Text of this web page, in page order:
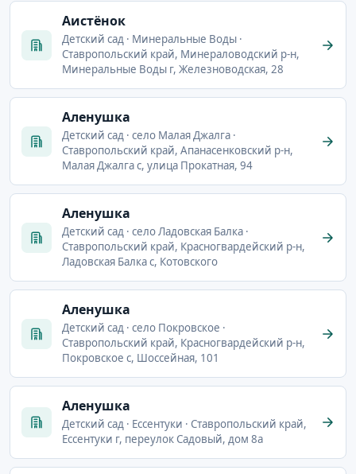
Аистёнок
Детский сад · Минеральные Воды ·
Ставропольский край, Минераловодский р-н,
Минеральные Воды г, Железноводская, 28
Аленушка
Детский сад · село Малая Джалга ·
Ставропольский край, Апанасенковский р-н,
Малая Джалга с, улица Прокатная, 94
Аленушка
Детский сад · село Ладовская Балка ·
Ставропольский край, Красногвардейский р-н,
Ладовская Балка с, Котовского
Аленушка
Детский сад · село Покровское ·
Ставропольский край, Красногвардейский р-н,
Покровское с, Шоссейная, 101
Аленушка
Детский сад · Ессентуки · Ставропольский край,
Ессентуки г, переулок Садовый, дом 8а